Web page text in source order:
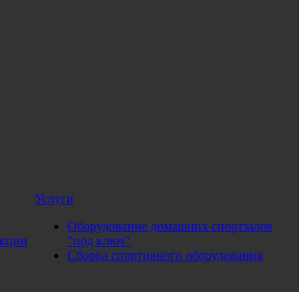
Услуги
Оборудование домашних спортзалов
"под ключ"
Сборка спортивного оборудования
на гидроцилиндрах, оснащенный двумя
эффективности тренировок
необходимости подключать мини-тренажер к
– такие тренажеры более функциональные,
без посещения тренажерного зала можно
движений, укрепить сосуды.